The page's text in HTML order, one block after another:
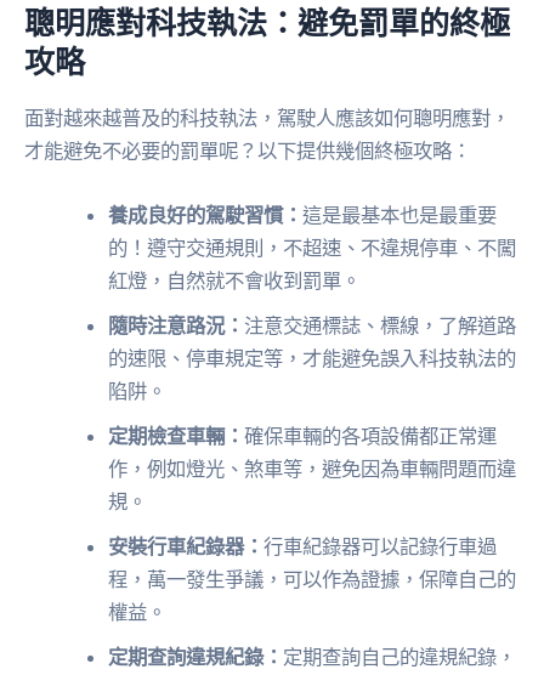
聰明應對科技執法：避免罰單的終極
攻略
面對越來越普及的科技執法，駕駛人應該如何聰明應對，
才能避免不必要的罰單呢？以下提供幾個終極攻略：
養成良好的駕駛習慣：這是最基本也是最重要
的！遵守交通規則，不超速、不違規停車、不闖
紅燈，自然就不會收到罰單。
隨時注意路況： 注意交通標誌、標線，了解道路
的速限、停車規定等，才能避免誤入科技執法的
陷阱。
定期檢查車輛：確保車輛的各項設備都正常運
作，例如燈光、煞車等，避免因為車輛問題而違
規。
安裝行車紀錄器：行車紀錄器可以記錄行車過
程，萬一發生爭議，可以作為證據，保障自己的
權益。
定期查詢違規紀錄： 定期查詢自己的違規紀錄，